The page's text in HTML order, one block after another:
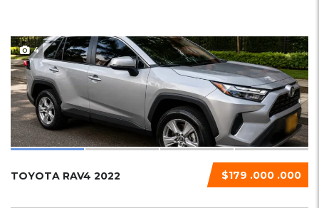
4
$179 .000 .000
TOYOTA RAV4 2022